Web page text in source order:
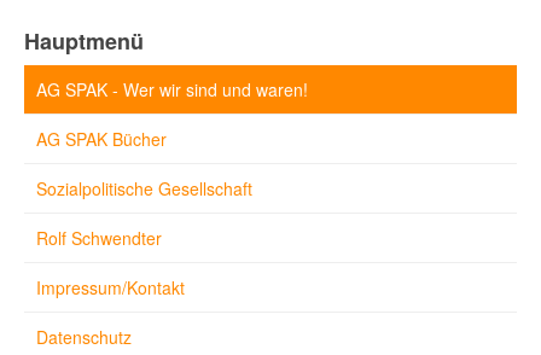
Hauptmenü
AG SPAK - Wer wir sind und waren!
AG SPAK Bücher
Sozialpolitische Gesellschaft
Rolf Schwendter
Impressum/Kontakt
Datenschutz